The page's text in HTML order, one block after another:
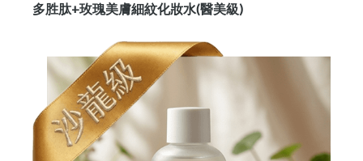
多胜肽+玫瑰美膚細紋化妝水(醫美級)